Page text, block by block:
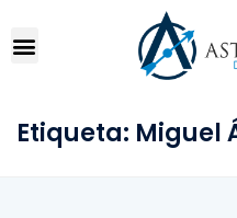
Etiqueta: Miguel